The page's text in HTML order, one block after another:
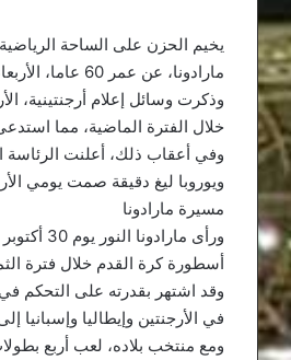
يخيم الحزن على الساحة
مارادونا، عن عمر 60 عاما، الأربعاء، على إثر سكتة قلبية.
وذكرت وسائل إعلام أرجنتينية،
خلال الفترة الماضية، مما
ويوروبا ليغ دقيقة صمت يومي
مسيرة مارادونا
أسطورة كرة القدم خلال فترة
وقد اشتهر بقدرته على التحكم
في الأرجنتين وإيطاليا وإسبانيا